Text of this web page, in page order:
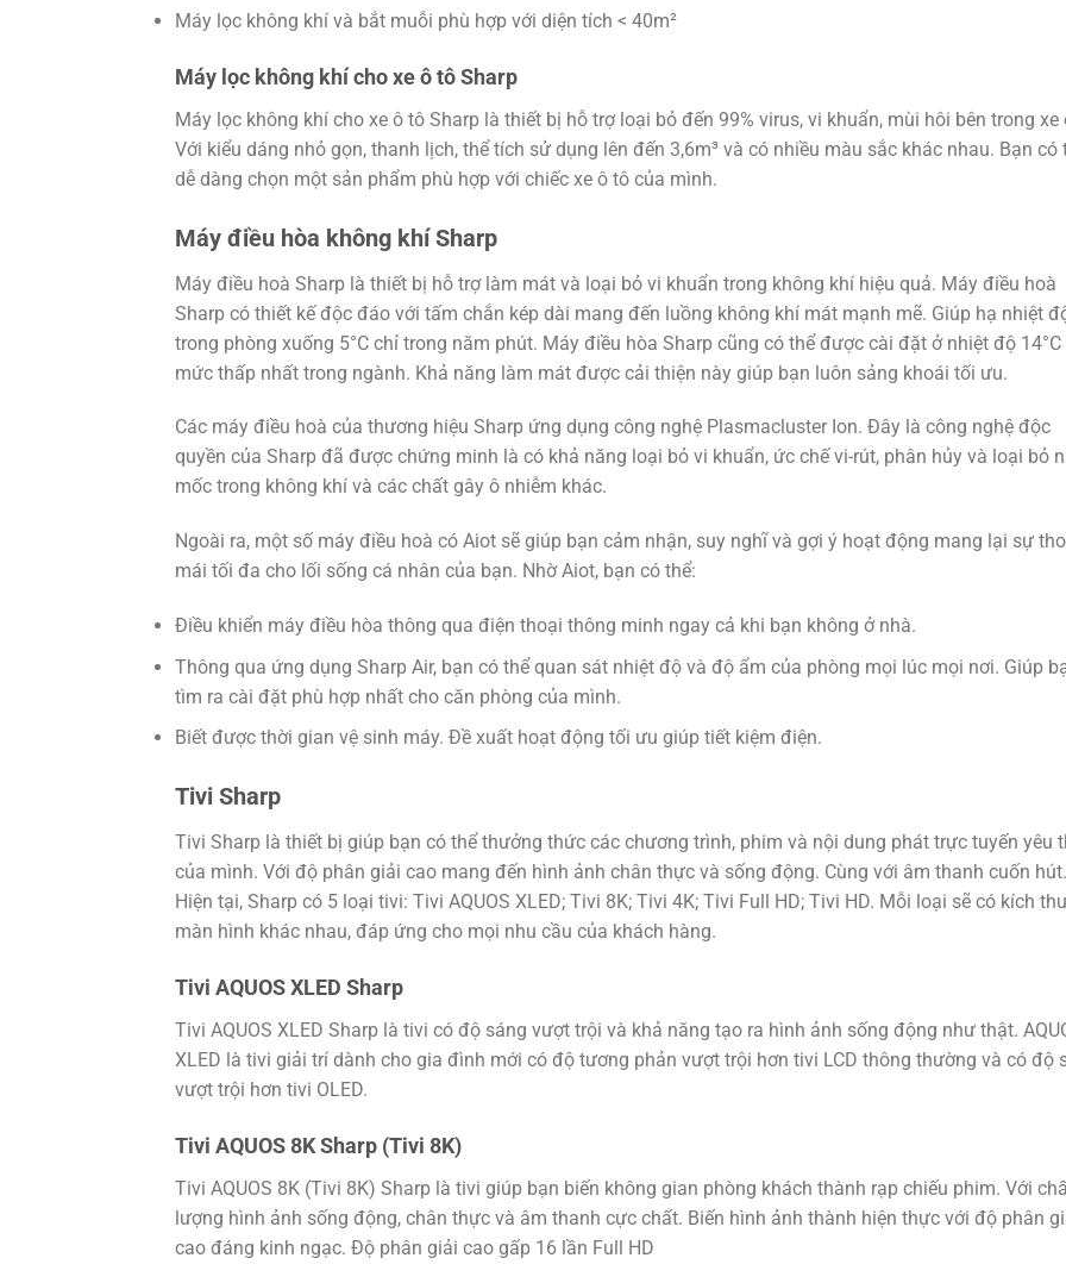
Máy lọc không khí và bắt muỗi phù hợp với diện tích < 40m²
Máy lọc không khí cho xe ô tô Sharp
Máy lọc không khí cho xe ô tô Sharp là thiết bị hỗ trợ loại bỏ đến 99% virus, vi khuẩn, mùi hôi bên trong xe
Với kiểu dáng nhỏ gọn, thanh lịch, thể tích sử dụng lên đến 3,6m³ và có nhiều màu sắc khác nhau. Bạn có
dễ dàng chọn một sản phẩm phù hợp với chiếc xe ô tô của mình.
Máy điều hòa không khí Sharp
Máy điều hoà Sharp là thiết bị hỗ trợ làm mát và loại bỏ vi khuẩn trong không khí hiệu quả. Máy điều hoà
Sharp có thiết kế độc đáo với tấm chắn kép dài mang đến luồng không khí mát mạnh mẽ. Giúp hạ nhiệt
trong phòng xuống 5°C chỉ trong năm phút. Máy điều hòa Sharp cũng có thể được cài đặt ở nhiệt độ 14°C
mức thấp nhất trong ngành. Khả năng làm mát được cải thiện này giúp bạn luôn sảng khoái tối ưu.
Các máy điều hoà của thương hiệu Sharp ứng dụng công nghệ Plasmacluster Ion. Đây là công nghệ độc
quyền của Sharp đã được chứng minh là có khả năng loại bỏ vi khuẩn, ức chế vi-rút, phân hủy và loại bỏ
mốc trong không khí và các chất gây ô nhiễm khác.
Ngoài ra, một số máy điều hoà có Aiot sẽ giúp bạn cảm nhận, suy nghĩ và gợi ý hoạt động mang lại sự
mái tối đa cho lối sống cá nhân của bạn. Nhờ Aiot, bạn có thể:
Điều khiển máy điều hòa thông qua điện thoại thông minh ngay cả khi bạn không ở nhà.
Thông qua ứng dụng Sharp Air, bạn có thể quan sát nhiệt độ và độ ẩm của phòng mọi lúc mọi nơi. Giúp
tìm ra cài đặt phù hợp nhất cho căn phòng của mình.
Biết được thời gian vệ sinh máy. Đề xuất hoạt động tối ưu giúp tiết kiệm điện.
Tivi Sharp
Tivi Sharp là thiết bị giúp bạn có thể thưởng thức các chương trình, phim và nội dung phát trực tuyến yêu
của mình. Với độ phân giải cao mang đến hình ảnh chân thực và sống động. Cùng với âm thanh cuốn hút.
Hiện tại, Sharp có 5 loại tivi: Tivi AQUOS XLED; Tivi 8K; Tivi 4K; Tivi Full HD; Tivi HD. Mỗi loại sẽ có kích
màn hình khác nhau, đáp ứng cho mọi nhu cầu của khách hàng.
Tivi AQUOS XLED Sharp
Tivi AQUOS XLED Sharp là tivi có độ sáng vượt trội và khả năng tạo ra hình ảnh sống động như thật.
XLED là tivi giải trí dành cho gia đình mới có độ tương phản vượt trội hơn tivi LCD thông thường và có độ
vượt trội hơn tivi OLED.
Tivi AQUOS 8K Sharp (Tivi 8K)
Tivi AQUOS 8K (Tivi 8K) Sharp là tivi giúp bạn biến không gian phòng khách thành rạp chiếu phim. Với
lượng hình ảnh sống động, chân thực và âm thanh cực chất. Biến hình ảnh thành hiện thực với độ phân
cao đáng kinh ngạc. Độ phân giải cao gấp 16 lần Full HD